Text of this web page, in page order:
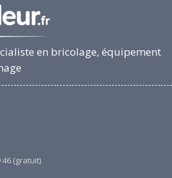
en bricolage, équipement
46 (gratuit)